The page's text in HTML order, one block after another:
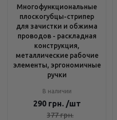
Многофункциональные
плоскогубцы-стрипер
для зачистки и обжима
проводов - раскладная
конструкция,
металлические рабочие
элементы, эргономичные
ручки
В наличии
290 грн. /шт
377грн.